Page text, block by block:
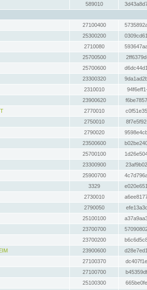
589010
27100400
25300200
2710080
25700500
25700600
23300320
2310010
23900620
2770010
2750010
2790020
23500600
25700100
23300900
25900700
3329
2730010
2790050
25100100
23700700
23700200
23900600
27100370
27100700
25100300